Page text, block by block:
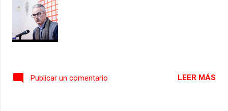
Publicar un comentario LEER MÁS